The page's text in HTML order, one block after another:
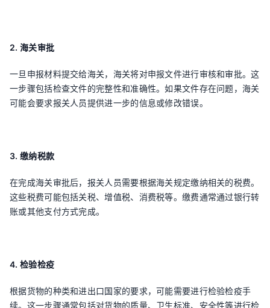
2. 海关审批
一旦申报材料提交给海关，海关将对申报文件进行审核和审批。这
一步骤包括检查文件的完整性和准确性。如果文件存在问题，海关
可能会要求报关人员提供进一步的信息或修改错误。
3. 缴纳税款
在完成海关审批后，报关人员需要根据海关规定缴纳相关的税费。
这些税费可能包括关税、增值税、消费税等。缴费通常通过银行转
账或其他支付方式完成。
4. 检验检疫
根据货物的种类和进出口国家的要求，可能需要进行检验检疫手
续。这一步骤通常包括对货物的质量、卫生标准、安全性等进行检